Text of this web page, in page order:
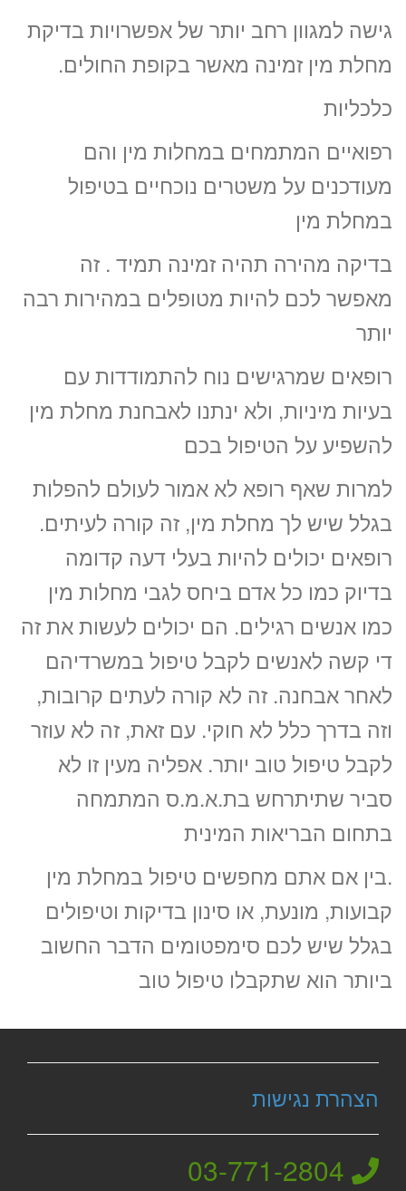
גישה למגוון רחב יותר של אפשרויות בדיקת
מחלת מין זמינה מאשר בקופת החולים.
כלכליות
רפואיים המתמחים במחלות מין והם
מעודכנים על משטרים נוכחיים בטיפול
במחלת מין
בדיקה מהירה תהיה זמינה תמיד . זה
מאפשר לכם להיות מטופלים במהירות רבה
יותר
רופאים שמרגישים נוח להתמודדות עם
בעיות מיניות, ולא ינתנו לאבחנת מחלת מין
להשפיע על הטיפול בכם
למרות שאף רופא לא אמור לעולם להפלות
בגלל שיש לך מחלת מין, זה קורה לעיתים.
רופאים יכולים להיות בעלי דעה קדומה
בדיוק כמו כל אדם ביחס לגבי מחלות מין
כמו אנשים רגילים. הם יכולים לעשות את זה
די קשה לאנשים לקבל טיפול במשרדיהם
לאחר אבחנה. זה לא קורה לעתים קרובות,
וזה בדרך כלל לא חוקי. עם זאת, זה לא עוזר
לקבל טיפול טוב יותר. אפליה מעין זו לא
סביר שתיתרחש בת.א.מ.ס המתמחה
בתחום הבריאות המינית
.בין אם אתם מחפשים טיפול במחלת מין
קבועות, מונעת, או סינון בדיקות וטיפולים
בגלל שיש לכם סימפטומים הדבר החשוב
ביותר הוא שתקבלו טיפול טוב
הצהרת נגישות
03-771-2804